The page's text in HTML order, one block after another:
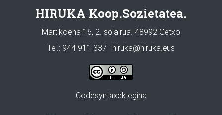
HIRUKA Koop.Sozietatea.
Martikoena 16, 2. solairua. 48992 Getxo
Tel.: 944 911 337 · hiruka@hiruka.eus
Codesyntaxek egina